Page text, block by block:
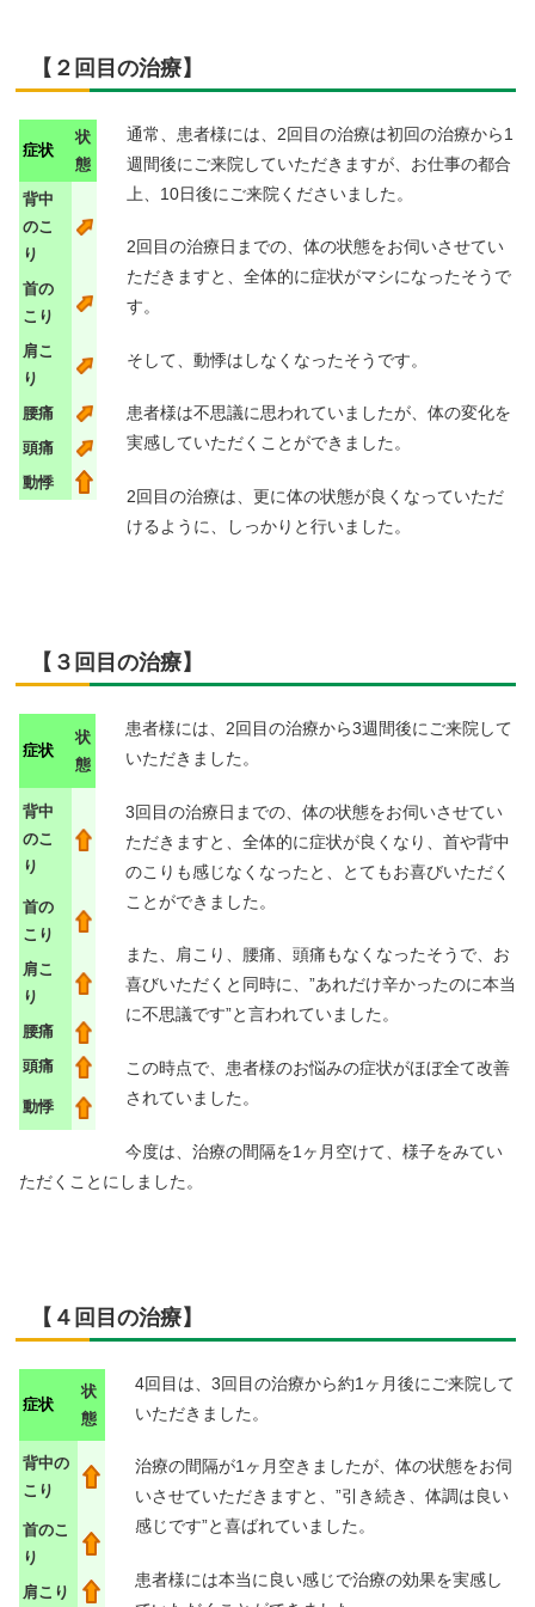
【２回目の治療】
症状
状
態
背中
のこ
り
首の
こり
肩こ
り
腰痛
頭痛
動悸
通常、患者様には、2回目の治療は初回の治療から1
週間後にご来院していただきますが、お仕事の都合
上、10日後にご来院くださいました。
2回目の治療日までの、体の状態をお伺いさせてい
ただきますと、全体的に症状がマシになったそうで
す。
そして、動悸はしなくなったそうです。
患者様は不思議に思われていましたが、体の変化を
実感していただくことができました。
2回目の治療は、更に体の状態が良くなっていただ
けるように、しっかりと行いました。
【３回目の治療】
症状
状
態
背中
のこ
り
首の
こり
肩こ
り
腰痛
頭痛
動悸
患者様には、2回目の治療から3週間後にご来院して
いただきました。
3回目の治療日までの、体の状態をお伺いさせてい
ただきますと、全体的に症状が良くなり、首や背中
のこりも感じなくなったと、とてもお喜びいただく
ことができました。
また、肩こり、腰痛、頭痛もなくなったそうで、お
喜びいただくと同時に、”あれだけ辛かったのに本当
に不思議です”と言われていました。
この時点で、患者様のお悩みの症状がほぼ全て改善
されていました。
今度は、治療の間隔を1ヶ月空けて、様子をみてい
ただくことにしました。
【４回目の治療】
症状
状
態
背中の
こり
首のこ
り
肩こり
4回目は、3回目の治療から約1ヶ月後にご来院して
いただきました。
治療の間隔が1ヶ月空きましたが、体の状態をお伺
いさせていただきますと、”引き続き、体調は良い
感じです”と喜ばれていました。
患者様には本当に良い感じで治療の効果を実感し